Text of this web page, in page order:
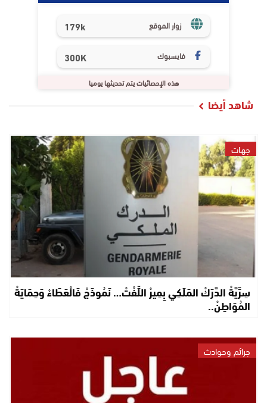
زوار الموقع 179k
فايسبوك 300K
هذه الإحصائيات يتم تحديثها يوميا
شاهد أيضا
جهات
سِرِّيَّةْ الدَّرَكْ المَلَكِي بِمِيرْ اللِّفْتْ… نَمُوذَجْ فَالْعَطَاءْ وَحِمَايَةْ
المُوَاطِنْ..
جرائم وحوادث